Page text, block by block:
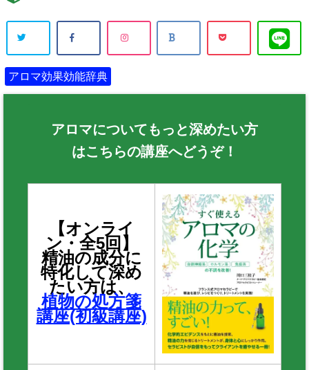
アロマ効果効能辞典
アロマについてもっと深めたい方
はこちらの講座へどうぞ！
【オンライ
ン・全5回】
精油の成分に
特化して深め
たい方は、
植物の処方箋
講座(初級講座)